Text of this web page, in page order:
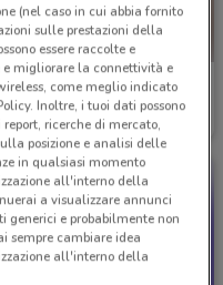
Cam
il 31/12
(nel caso in cui abbia fornito
sulle prestazioni della
essere raccolte e
e migliorare la connettività e
come meglio indicato
Inoltre, i tuoi dati possono
ricerche di mercato,
posizione e analisi delle
in qualsiasi momento
all'interno della
a visualizzare annunci
e probabilmente non
sempre cambiare idea
all'interno della